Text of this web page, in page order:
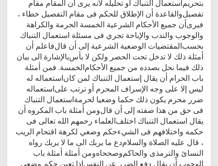
ﺑﺘﺤﺮﻳﻢﺍﺳﺘﻌﻤﺎﻝ ﺍﻟﺘﻨﺒﺎﻙ ﺃﻭ ﺗﺤﻠﻴﻠﻪ ﻷﻧﻪ ﻳﺮﻯ ﺃﻥ ﺍﻟﻤﻘﺎﻡ ﻣﻘﺎﻡ
ﺗﻔﺼﻴﻞﻭﺍﻟﻘﺎﻋﺪﺓ ﺃﻥ ﺍﻹﻃﻼﻕ ﻟﻠﺤﻜﻢ ﻓﻰ ﻣﻘﺎﻡ ﺍﻟﺘﻔﺼﻴﻞ ﺧﻄﺎﺀ ،
ﻓﻴﺮﻯﺃﻥ ﺟﻤﻴﻊ ﺍﻷﺣﻜﺎﻡ ﺍﻟﺸﺮﻋﻴﺔ ﺍﻟﺨﻤﺴﺔ ﺍﻟﺤﺮﻣﺔ ﻭﺍﻟﻜﺮﺍﻫﺔ
ﻭﺍﻟﻮﺟﻮﺏ ﻭﺍﻟﻨﺪﺏ ﻭﺍﻹﺑﺎﺣﺔ ﺗﺠﺮﻱ ﻓﻰ ﻣﺴﺌﻠﺔ ﺍﺳﺘﻌﻤﺎﻝ ﺍﻟﺘﻨﺒﺎﻙ
ﺑﺤﺴﺐﺍﻟﻤﻘﺘﻀﻴﺎﺕ ﺍﻟﻮﺿﻌﻴﺔ ﺍﻟﺸﺮﻋﻴﺔ ﺇﻟﻰ ﺃﻥ ﻗﺎﻝﻓﺎﻋﻠﻢ ﺃﻥ
ﺃﻣﺜﻠﺔ ﺫﻟﻚ ﻻ ﺗﺪﺧﻞ ﺗﺤﺖ ﺍﻟﺤﺼﺮ ﻭﻟﻜﻦ ﻻ ﺑﺄﺱﺑﺎﻹﺷﺎﺭﺓ ﺍﻟﻰ ﺑﻴﺎﻥ
ﺫﻟﻚ ﻓﻴﻤﺎ ﻧﺤﻞ ﺑﺼﺪﺩﻩ ﻣﻦ ﺟﻤﻴﻊ ﺍﻷﺣﻜﺎﻡﺍﻟﺨﻤﺴﺔ. ﻓﻤﻦ ﺃﻣﺜﻠﺔ
ﺑﺎﺏ ﺍﻟﺤﺮﺍﻡ ﺃﻥ ﻳﻘﺎﻝ ﺇﺳﺘﻌﻤﺎﻝ ﺍﻟﺘﻨﺒﺎﻙ ﻟﻤﻦ ﻛﺎﻥﺍﺳﺘﻌﻤﺎﻟﻪ ﻟﻪ
ﻟﻴﺲ ﺇﻻ ﻋﻠﻰ ﻭﺟﻪ ﺍﻹﺳﺮﺍﻑ ﺍﻟﻤﺤﺮﻡ ﺃﻭ ﺗﺮﺗﺐ ﻋﻠﻰﺍﺳﺘﻌﻤﺎﻟﻪ
ﺿﺮﺭ ﻣﺤﺮﻡ ﻳﻜﻮﻥ ﺫﻟﻚ ﺣﻜﻤﺎ ﻭﺿﻌﻴﺎ ﻟﺤﺮﻣﺔﺍﺳﺘﻌﻤﺎﻝ ﺍﻟﺘﻨﺒﺎﻙ
ﻓﻰ ﺣﻖ ﻣﻦ ﻫﺬﺍ ﺻﻔﺘﻪ ﺇﻟﻰ ﺃﻥ ﻗﺎﻝﻭﻣﻦ ﺃﻣﺜﻠﺔ ﺑﺎﺏ ﺍﻟﻤﻜﺮﻭﻩ ﺃﻥ
ﻳﻘﺎﻝ ﺍﺳﺘﻌﻤﺎﻝ ﺍﻟﺘﻨﺒﺎﻙ ﺍﺧﺘﻠﻒﺍﻟﻌﻠﻤﺎﺀ ﺭﺣﻤﻬﻢ ﺍﻟﻠﻪ ﺗﻌﺎﻟﻰ ﻓﻰ
ﺣﻜﻤﻪ ﻭﺍﺧﺘﻼﻓﻬﻢ ﻓﻰ ﺍﻟﺸﻲﺀﺣﻜﻢ ﻭﺿﻌﻲ ﻟﻜﺮﻫﺔ ﺍﻗﺘﺤﺎﻡ ﺍﻟﺮﻳﺐ
، ﻗﺎﻝ ﻋﻠﻴﻪ ﺍﻟﺼﻼﺓ ﻭﺍﻟﺴﻼﻡﺩﻉ ﻣﺎ ﻳﺮﺑﻚ ﺍﻟﻰ ﻣﺎ ﻻ ﻳﺮﺑﻚ ﺭﻭﺍﻩ
ﺍﻟﻨﺴﺎﺉ ﻭﺍﻟﺘﺮﻣﺬﻯ ﻭﺍﻟﺤﺎﻛﻢﻭﺻﺤﺤﺎﻩﻭﻣﻦ ﺃﻣﺜﻠﺔ ﺃﻣﺜﻠﺔ ﺑﺎﺏ
ﺍﻟﻮﺟﻮﺏ ﺃﻥ ﻳﻘﺎﻝ ﺩﻓﻊ ﺍﻟﻀﺮﺭ ﻋﻦ ﺍﻟﻨﻔﺲﺇﺫﺍ ﺗﻌﻴﻦ ﺣﻜﻢ ﻭﺿﻌﻲ